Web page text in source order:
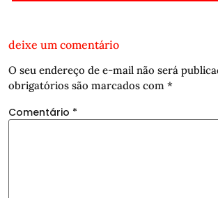
deixe um comentário
O seu endereço de e-mail não será
obrigatórios são marcados com *
Comentário *